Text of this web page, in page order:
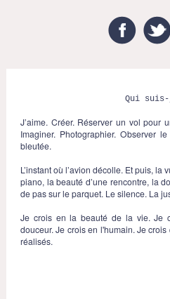
Qui
J’aime. Créer. Réserver un vol pour
Imaginer. Photographier. Observer
bleutée.
L’instant où l’avion décolle. Et puis, la
piano, la beauté d’une rencontre, la
de pas sur le parquet. Le silence. La
Je crois en la beauté de la vie. Je
douceur. Je crois en l'humain. Je
réalisés.